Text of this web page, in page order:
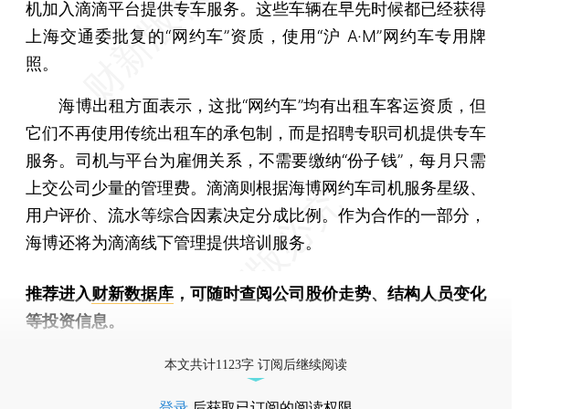
机加入滴滴平台提供专车服务。这些车辆在早先时候都已经获得
上海交通委批复的“网约车”资质，使用“沪 A·M”网约车专用牌
照。
海博出租方面表示，这批“网约车”均有出租车客运资质，但
它们不再使用传统出租车的承包制，而是招聘专职司机提供专车
服务。司机与平台为雇佣关系，不需要缴纳“份子钱”，每月只需
上交公司少量的管理费。滴滴则根据海博网约车司机服务星级、
用户评价、流水等综合因素决定分成比例。作为合作的一部分，
海博还将为滴滴线下管理提供培训服务。
推荐进入财新数据库 ，可随时查阅公司股价走势、结构人员变化
等投资信息。
本文共计1123字 订阅后继续阅读